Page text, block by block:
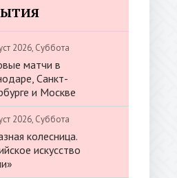
2026, Суббота
матчи в
Санкт-
и Москве
2026, Суббота
колесница.
искусство